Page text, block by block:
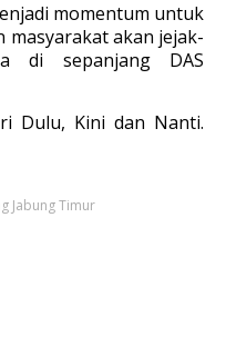
momentum untuk
masyarakat akan jejak-
di sepanjang DAS
Dulu, Kini dan Nanti.
Jabung Timur